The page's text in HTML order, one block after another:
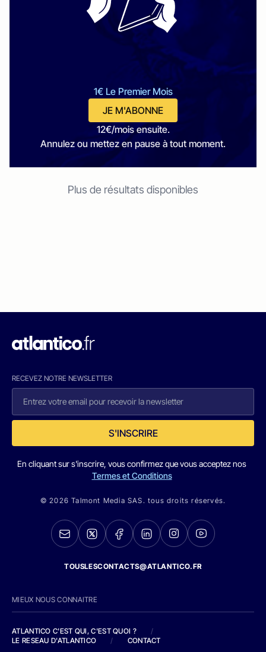
1€ Le Premier Mois
JE M'ABONNE
12€/mois ensuite.
Annulez ou mettez en pause à tout moment.
Plus de résultats disponibles
RECEVEZ NOTRE NEWSLETTER
S'INSCRIRE
En cliquant sur s'inscrire, vous confirmez que vous acceptez nos
Termes et Conditions
© 2026 Talmont Media SAS. tous droits réservés.
TOUSLESCONTACTS@ATLANTICO.FR
MIEUX NOUS CONNAITRE
ATLANTICO C'EST QUI, C'EST QUOI ?
/
LE RESEAU D'ATLANTICO
/ CONTACT